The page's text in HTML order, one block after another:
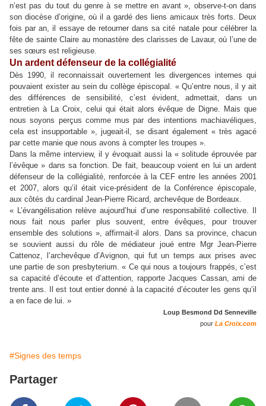
n’est pas du tout du genre à se mettre en avant », observe-t-on dans
son diocèse d’origine, où il a gardé des liens amicaux très forts. Deux
fois par an, il essaye de retourner dans sa cité natale pour célébrer la
fête de sainte Claire au monastère des clarisses de Lavaur, où l’une de
ses sœurs est religieuse.
Un ardent défenseur de la collégialité
Dès 1990, il reconnaissait ouvertement les divergences internes qui
pouvaient exister au sein du collège épiscopal. « Qu’entre nous, il y ait
des différences de sensibilité, c’est évident, admettait, dans un
entretien à La Croix, celui qui était alors évêque de Digne. Mais que
nous soyons perçus comme mus par des intentions machiavéliques,
cela est insupportable », jugeait-il, se disant également « très agacé
par cette manie que nous avons à compter les troupes ».
Dans la même interview, il y évoquait aussi la « solitude éprouvée par
l’évêque » dans sa fonction. De fait, beaucoup voient en lui un ardent
défenseur de la collégialité, renforcée à la CEF entre les années 2001
et 2007, alors qu’il était vice-président de la Conférence épiscopale,
aux côtés du cardinal Jean-Pierre Ricard, archevêque de Bordeaux.
« L’évangélisation relève aujourd’hui d’une responsabilité collective. Il
nous fait nous parler plus souvent, entre évêques, pour trouver
ensemble des solutions », affirmait-il alors. Dans sa province, chacun
se souvient aussi du rôle de médiateur joué entre Mgr Jean-Pierre
Cattenoz, l’archevêque d’Avignon, qui fut un temps aux prises avec
une partie de son presbyterium. « Ce qui nous a toujours frappés, c’est
sa capacité d’écoute et d’attention, rapporte Jacques Cassan, ami de
trente ans. Il est tout entier donné à la capacité d’écouter les gens qu’il
a en face de lui. »
Loup Besmond Dd Senneville
pour La Croix.com
#Signes des temps
Partager